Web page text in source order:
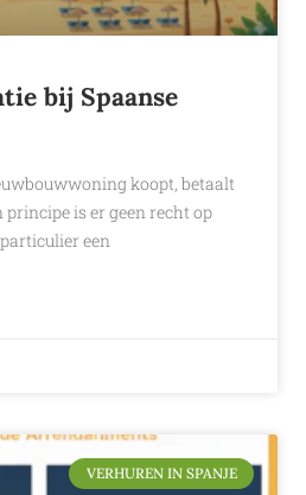
bij Spaanse
koopt, betaalt
principe is er geen recht op
een
VERHUREN IN SPANJE